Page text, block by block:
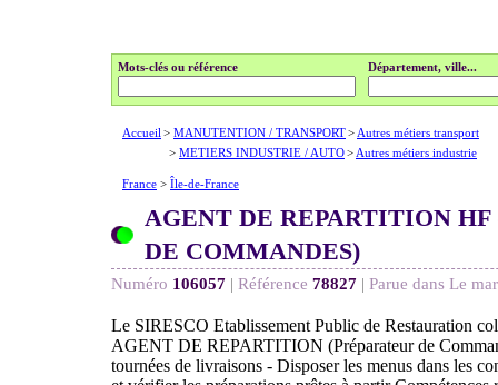
Mots-clés ou référence Département, ville...
Accueil > MANUTENTION / TRANSPORT> Autres métiers transport
> METIERS INDUSTRIE / AUTO> Autres métiers industrie
France > Île-de-France
AGENT DE REPARTITION HF
DE COMMANDES)
Numéro 106057 | Référence 78827 | Parue dans Le
Le SIRESCO Etablissement Public de Restauration
AGENT DE REPARTITION (Préparateur de
tournées de livraisons - Disposer les menus dans les